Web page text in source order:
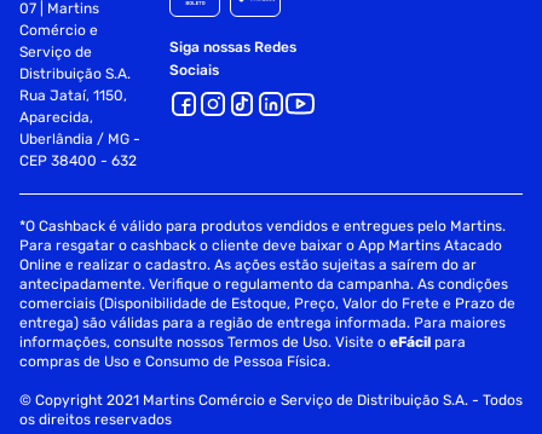
07 | Martins
Comércio e
Serviço de
Distribuição S.A.
Rua Jataí, 1150,
Aparecida,
Uberlândia / MG -
CEP 38400 - 632
Siga nossas Redes
Sociais
*O Cashback é válido para produtos vendidos e entregues pelo Martins.
Para resgatar o cashback o cliente deve baixar o App Martins Atacado
Online e realizar o cadastro. As ações estão sujeitas a saírem do ar
antecipadamente. Verifique o regulamento da campanha. As condições
comerciais (Disponibilidade de Estoque, Preço, Valor do Frete e Prazo de
entrega) são válidas para a região de entrega informada. Para maiores
informações, consulte nossos Termos de Uso. Visite oeFácil para
compras de Uso e Consumo de Pessoa Física.
© Copyright 2021 Martins Comércio e Serviço de Distribuição S.A. - Todos
os direitos reservados